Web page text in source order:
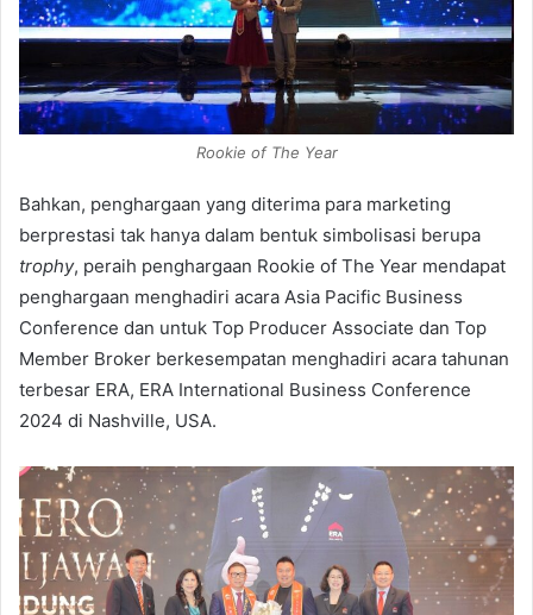
Rookie of The Year
Bahkan, penghargaan yang diterima para marketing
berprestasi tak hanya dalam bentuk simbolisasi berupa
trophy, peraih penghargaan Rookie of The Year mendapat
penghargaan menghadiri acara Asia Pacific Business
Conference dan untuk Top Producer Associate dan Top
Member Broker berkesempatan menghadiri acara tahunan
terbesar ERA, ERA International Business Conference
2024 di Nashville, USA.